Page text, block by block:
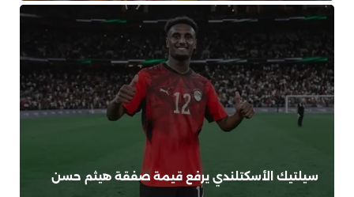
سيلتيك الأسكتلندي يرفع قيمة صفقة هيثم حسن